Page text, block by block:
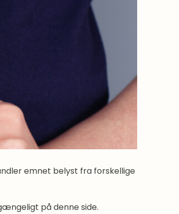
emnet belyst fra forskellige
på denne side.